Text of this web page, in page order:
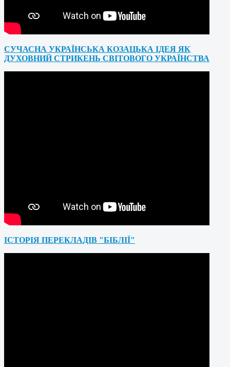
СУЧАСНА УКРАЇНСЬКА КОЗАЦЬКА ІДЕЯ ЯК
ДУХОВНИЙ СТРИКЕНЬ СВІТОВОГО УКРАЇНСТВА
ІСТОРІЯ ПЕРЕКЛАДІВ "БІБЛІЇ"